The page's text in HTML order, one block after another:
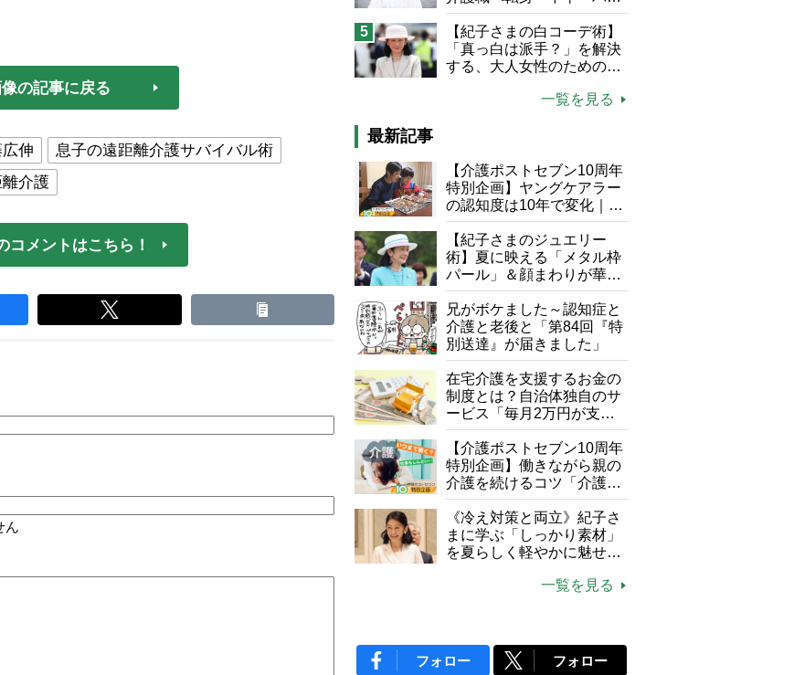
の記事に戻る
伸
息子の遠距離介護サバイバル術
介護
コメントはこちら！
ん
ト経験ゼロの彼女が見つけ
た“居場所”「社会の役に立
ちながら自分らしくいられ
る」
5
【紀子さまの白コーデ術】
「真っ白は派手？」を解決
する、大人女性のための上
一覧を見る
最新記事
【介護ポストセブン10周年
特別企画】ヤングケアラー
の認知度は10年で変化｜流
行語大賞にノミネート、法
律にも明記されたが果たし
て現在は？
【紀子さまのジュエリー
術】夏に映える「メタル枠
パール」＆顔まわりが華や
ぐ「揺れる一粒」の使い分
け方
兄がボケました～認知症と
介護と老後と「第84回『特
別送達』が届きました」
在宅介護を支援するお金の
制度とは？自治体独自のサ
ービス「毎月2万円が支給
される」ケースも【FP解
説】
【介護ポストセブン10周年
特別企画】働きながら親の
介護を続けるコツ「介護は
10年以上続くことも…3つ
のフェーズに分けて考えて
みよう」【社会福祉士解
説】
《冷え対策と両立》紀子さ
まに学ぶ「しっかり素材」
を夏らしく軽やかに魅せる
一覧を見る
フォロー フォロー